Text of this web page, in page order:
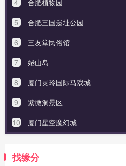
4
合肥植物园
5
合肥三国遗址公园
6
三友堂民俗馆
7
姥山岛
8
厦门灵玲国际马戏城
9
紫微洞景区
10 厦门星空魔幻城
找缘分